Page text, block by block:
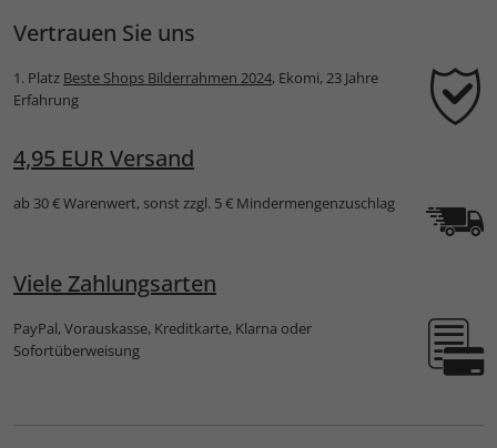
Vertrauen Sie uns
1. Platz Beste Shops Bilderrahmen 2024, Ekomi, 23 Jahre
Erfahrung
4,95 EUR Versand
ab 30 € Warenwert, sonst zzgl. 5 € Mindermengenzuschlag
Viele Zahlungsarten
PayPal, Vorauskasse, Kreditkarte, Klarna oder
Sofortüberweisung